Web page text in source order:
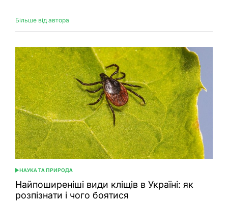
Більше від автора
ОПУБЛІКУВАТИ
У
НАУКА ТА ПРИРОДА
Найпоширеніші види кліщів в Україні: як
розпізнати і чого боятися